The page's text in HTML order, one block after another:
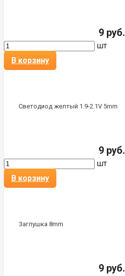
9 руб.
шт
В корзину
Светодиод желтый 1.9-2.1V 5mm
9 руб.
шт
В корзину
Заглушка 8mm
9 руб.